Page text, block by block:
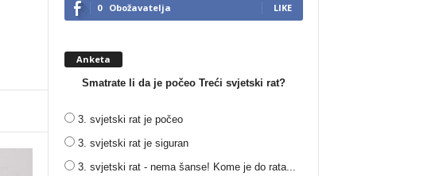
0 Obožavatelja LIKE
Anketa
Smatrate li da je počeo Treći svjetski rat?
3. svjetski rat je počeo
3. svjetski rat je siguran
3. svjetski rat - nema šanse! Kome je do rata...